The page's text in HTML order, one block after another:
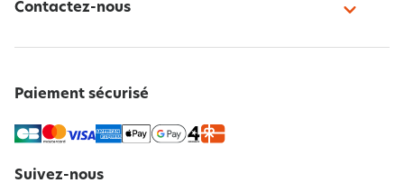
Contactez-nous
Paiement sécurisé
Suivez-nous